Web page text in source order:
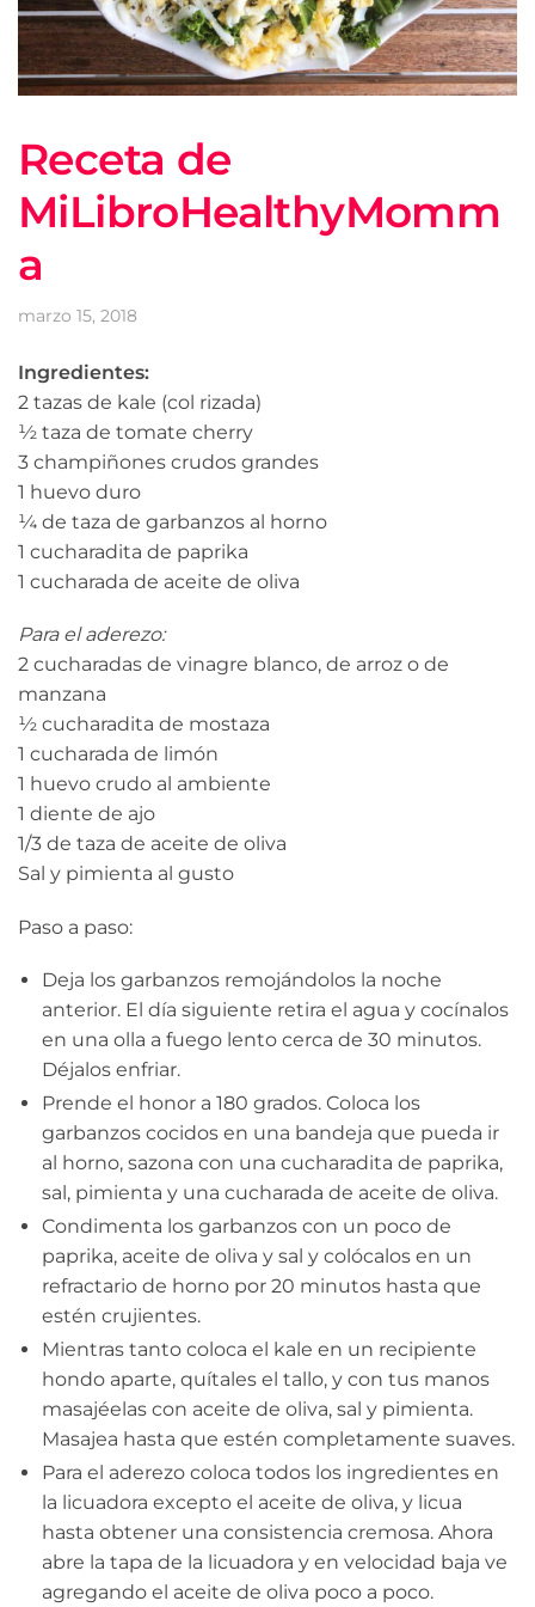
Receta de
MiLibroHealthyMomm
a
marzo 15, 2018
Ingredientes:
2 tazas de kale (col rizada)
½ taza de tomate cherry
3 champiñones crudos grandes
1 huevo duro
¼ de taza de garbanzos al horno
1 cucharadita de paprika
1 cucharada de aceite de oliva
Para el aderezo:
2 cucharadas de vinagre blanco, de arroz o de
manzana
½ cucharadita de mostaza
1 cucharada de limón
1 huevo crudo al ambiente
1 diente de ajo
1/3 de taza de aceite de oliva
Sal y pimienta al gusto
Paso a paso:
Deja los garbanzos remojándolos la noche
anterior. El día siguiente retira el agua y cocínalos
en una olla a fuego lento cerca de 30 minutos.
Déjalos enfriar.
Prende el honor a 180 grados. Coloca los
garbanzos cocidos en una bandeja que pueda ir
al horno, sazona con una cucharadita de paprika,
sal, pimienta y una cucharada de aceite de oliva.
Condimenta los garbanzos con un poco de
paprika, aceite de oliva y sal y colócalos en un
refractario de horno por 20 minutos hasta que
estén crujientes.
Mientras tanto coloca el kale en un recipiente
hondo aparte, quítales el tallo, y con tus manos
masajéelas con aceite de oliva, sal y pimienta.
Masajea hasta que estén completamente suaves.
Para el aderezo coloca todos los ingredientes en
la licuadora excepto el aceite de oliva, y licua
hasta obtener una consistencia cremosa. Ahora
abre la tapa de la licuadora y en velocidad baja ve
agregando el aceite de oliva poco a poco.